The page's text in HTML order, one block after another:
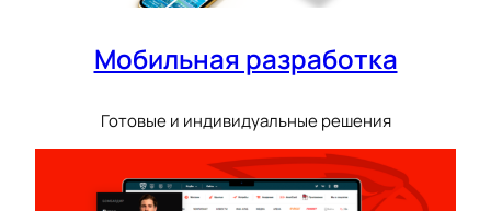
Мобильная разработка
Готовые и индивидуальные решения